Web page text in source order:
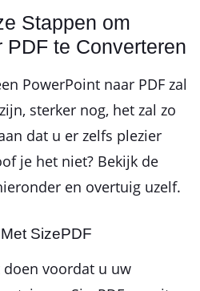
Stappen om
PDF te Converteren
PowerPoint naar PDF zal
sterker nog, het zal zo
dat u er zelfs plezier
je het niet? Bekijk de
en overtuig uzelf.
SizePDF
voordat u uw